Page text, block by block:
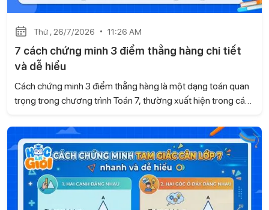
Thứ , 26/7/2026 11:26 AM
7 cách chứng minh 3 điểm thẳng hàng chi tiết
và dễ hiểu
Cách chứng minh 3 điểm thẳng hàng là một dạng toán quan
trọng trong chương trình Toán 7, thường xuất hiện trong các
thức với cuộc sống, Học là Giỏi sẽ hướng dẫn những
phương pháp chứng minh dễ hiểu, giúp học sinh vận dụng
linh hoạt khi làm bài.